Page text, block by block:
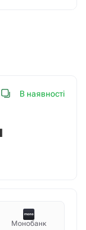
В наявності
Монобанк